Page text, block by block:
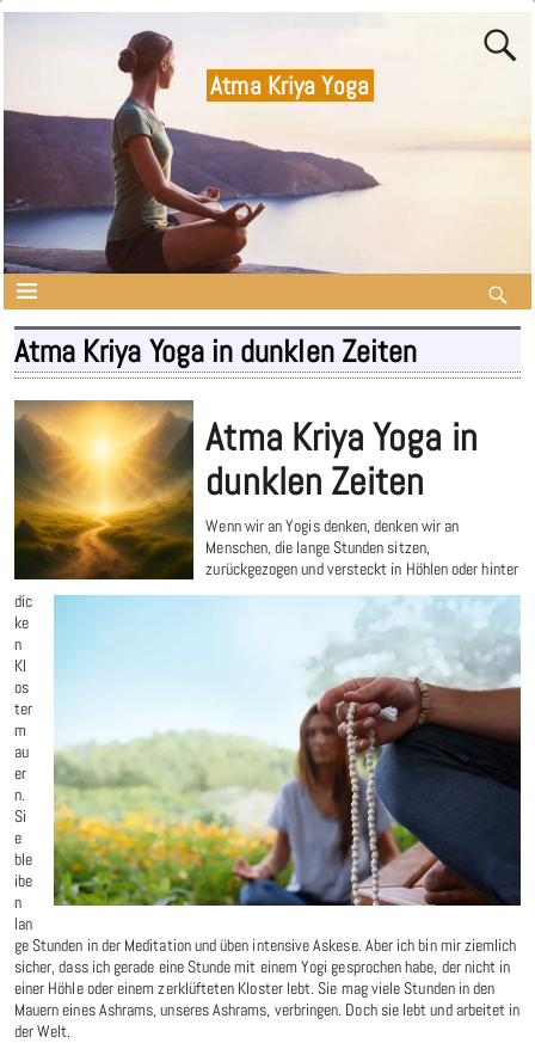
Atma Kriya Yoga
Atma Kriya Yoga in dunklen Zeiten
Atma Kriya Yoga in
dunklen Zeiten
Wenn wir an Yogis denken, denken wir an
Menschen, die lange Stunden sitzen,
zurückgezogen und versteckt in Höhlen oder hinter
dic
ke
n
Kl
os
ter
m
au
er
n.
Si
e
ble
ibe
n
lan
ge Stunden in der Meditation und üben intensive Askese. Aber ich bin mir ziemlich
sicher, dass ich gerade eine Stunde mit einem Yogi gesprochen habe, der nicht in
einer Höhle oder einem zerklüfteten Kloster lebt. Sie mag viele Stunden in den
Mauern eines Ashrams, unseres Ashrams, verbringen. Doch sie lebt und arbeitet in
der Welt.